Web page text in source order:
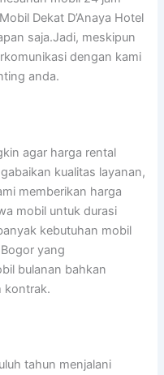
Dekat D’Anaya Hotel
saja.Jadi, meskipun
dengan kami
anda.
agar harga rental
kualitas layanan,
memberikan harga
mobil untuk durasi
kebutuhan mobil
yang
bulanan bahkan
kontrak.
tahun menjalani